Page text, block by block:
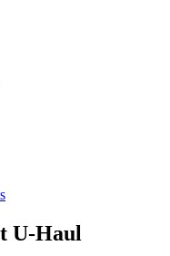
U-Haul